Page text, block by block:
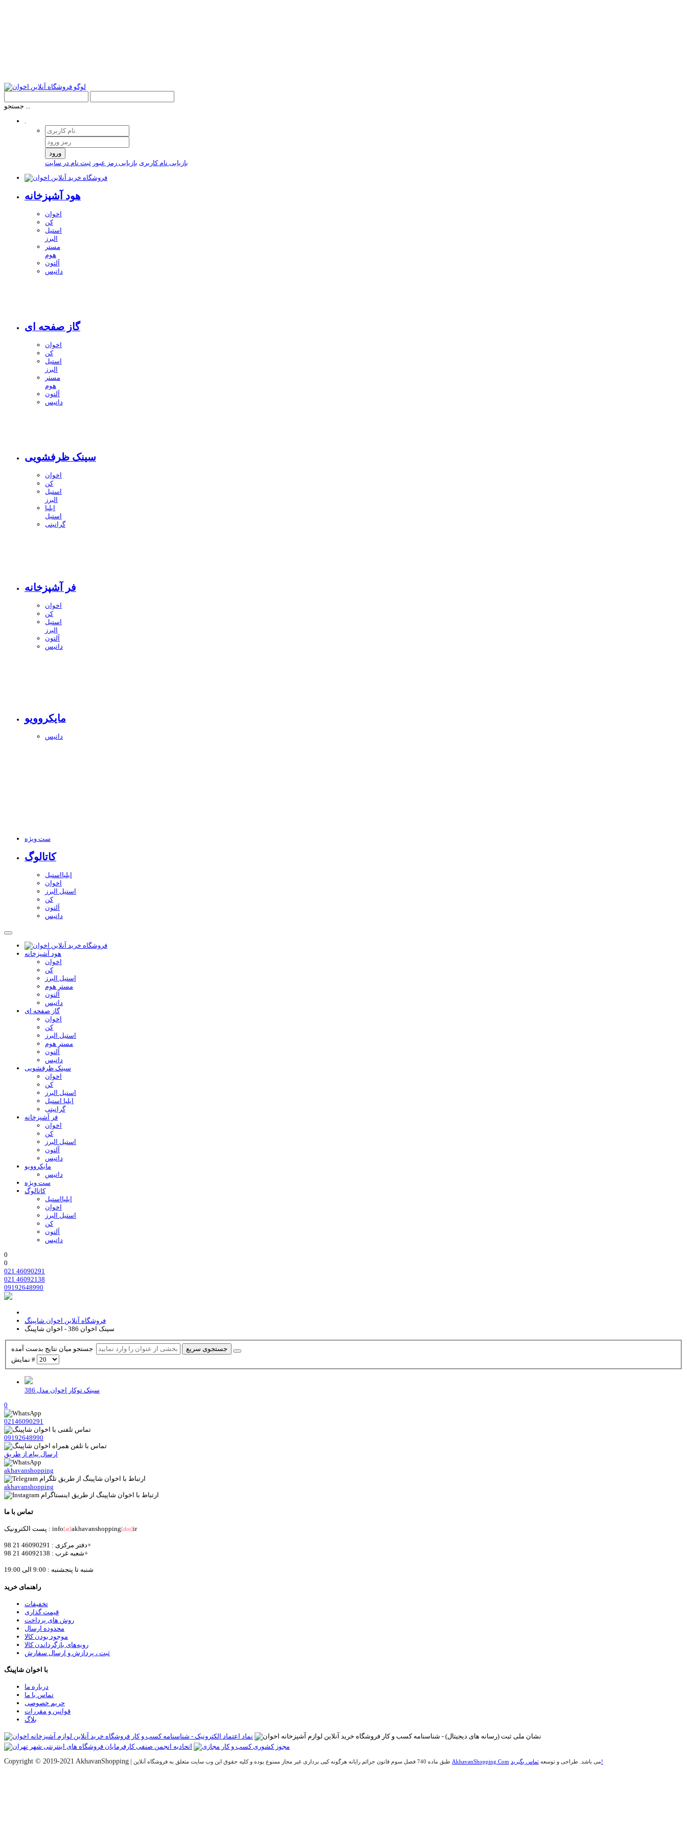
جستجو ...
.
ورود
بازیابی نام کاربری بازیابی رمز عبور ثبت نام در سایت
هود آشپزخانه
اخوان
کن
استیل
البرز
مستر
هوم
آلتون
داتیس
گاز صفحه ای
اخوان
کن
استیل
البرز
مستر
هوم
آلتون
داتیس
سینک ظرفشویی
اخوان
کن
استیل
البرز
ایلیا
استیل
گرانیتی
فر آشپزخانه
اخوان
کن
استیل
البرز
آلتون
داتیس
مایکروویو
داتیس
ست ویژه
کاتالوگ
ایلیااستیل
اخوان
استیل البرز
کن
آلتون
داتیس
هود آشپزخانه
اخوان
کن
استیل البرز
مستر هوم
آلتون
داتیس
گاز صفحه ای
اخوان
کن
استیل البرز
مستر هوم
آلتون
داتیس
سینک ظرفشویی
اخوان
کن
استیل البرز
ایلیا استیل
گرانیتی
فر آشپزخانه
اخوان
کن
استیل البرز
آلتون
داتیس
مایکروویو
داتیس
ست ویژه
کاتالوگ
ایلیااستیل
اخوان
استیل البرز
کن
آلتون
داتیس
0
0
021 46090291
021 46092138
09192648990
فروشگاه آنلاین اخوان شاپینگ
سینک اخوان 386 - اخوان شاپینگ
جستجوی سریع
نمایش #
سینک توکار اخوان مدل 386
0
02146090291
09192648990
ارسال پیام از طریق
akhavanshopping
akhavanshopping
تماس با ما
پست الکترونیک : info[at]akhavanshopping[dot]ir
دفتر مرکزی : 46090291 21 98+
شعبه غرب : 46092138 21 98+
شنبه تا پنجشنبه : 9:00 الی 19:00
راهنمای خرید
تخفیفات
قیمت گذاری
روش های پرداخت
محدوده ارسال
موجود بودن کالا
رویه‌های بازگرداندن کالا
ثبت ، پردازش و ارسال سفارش
با اخوان شاپینگ
درباره ما
تماس با ما
حریم خصوصی
قوانین و مقررات
بلاگ
Copyright © 2019-2021 AkhavanShopping | AkhavanShopping.Com می باشد. طراحی و توسعهتماس بگیرید!